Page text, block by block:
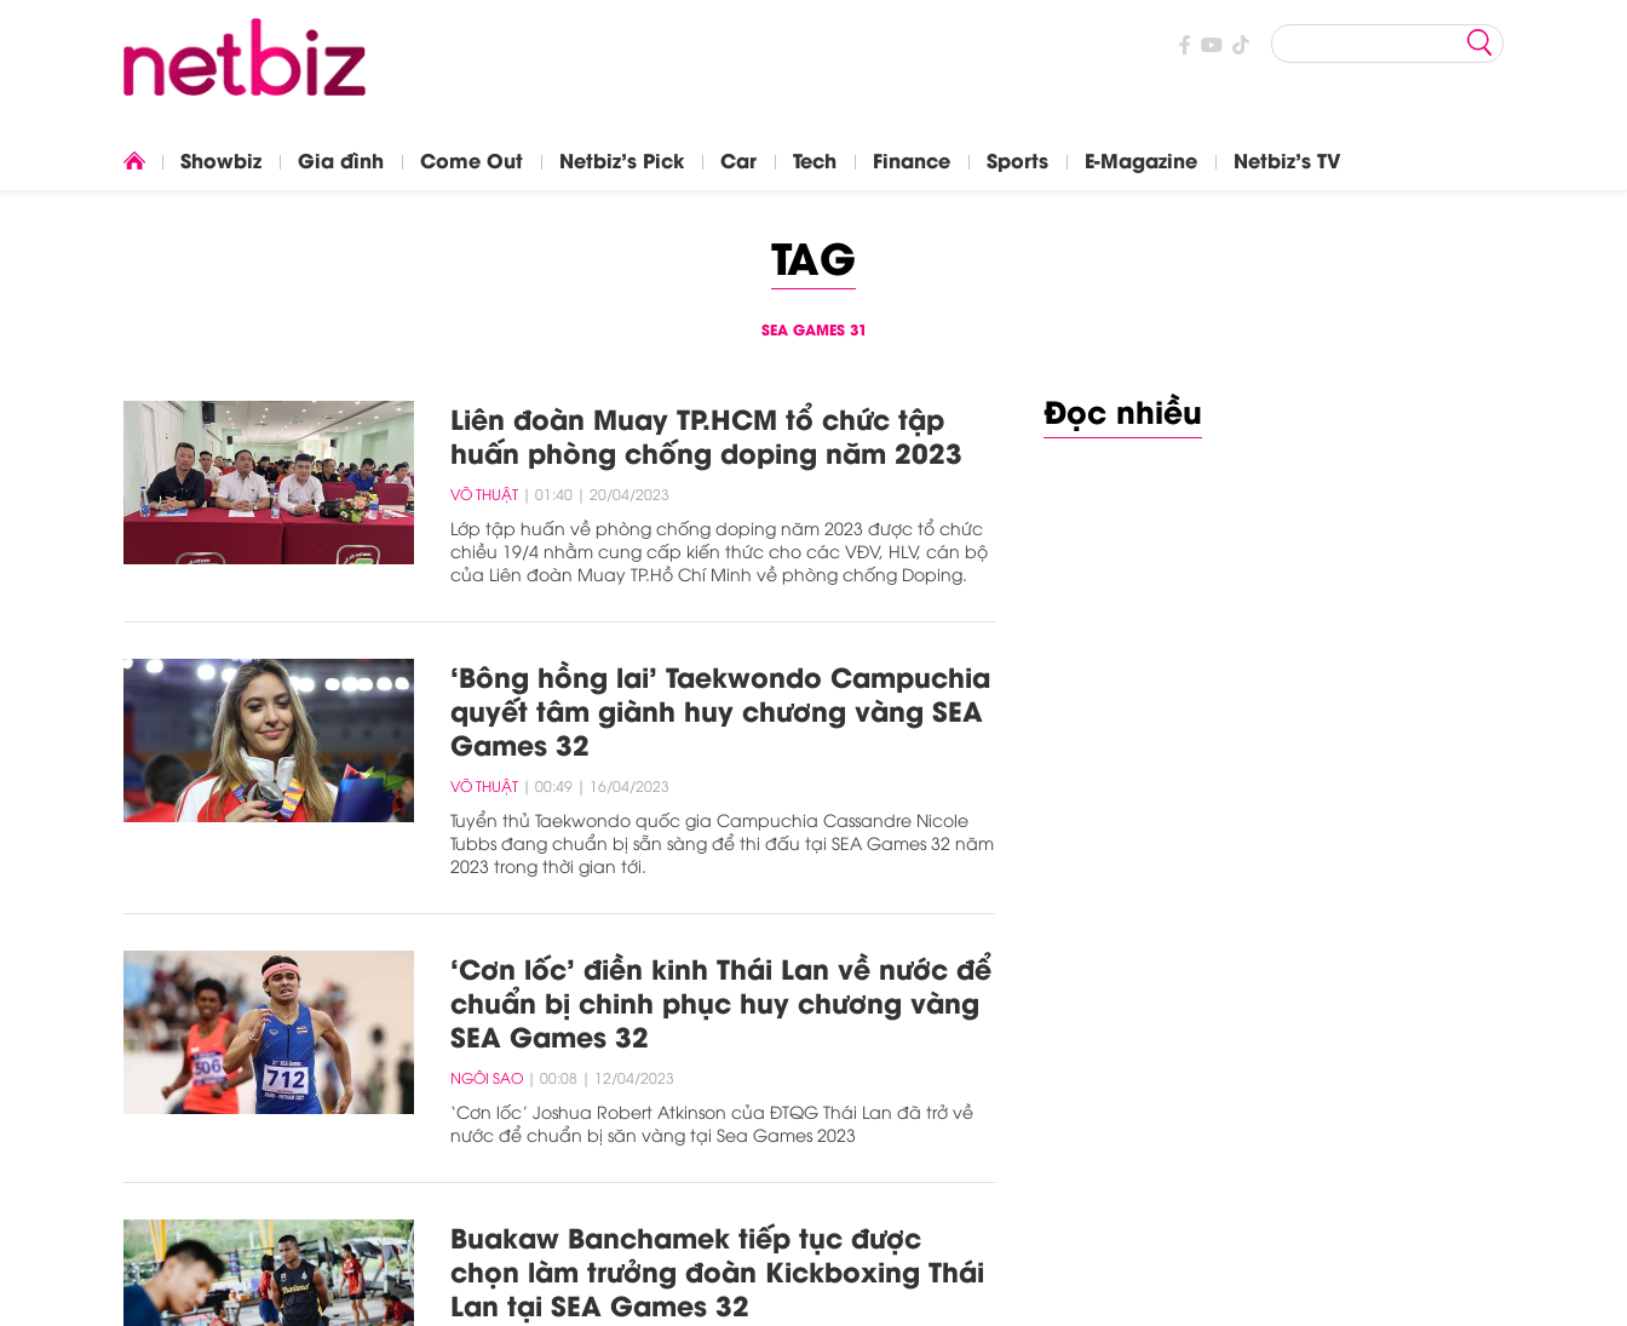
Showbiz Gia đình Come Out Netbiz's Pick Car Tech Finance Sports E-Magazine Netbiz's TV
TAG
SEA GAMES 31
Liên đoàn Muay TP.HCM tổ chức tập
huấn phòng chống doping năm 2023
VÕ THUẬT 01:40 | 20/04/2023
Lớp tập huấn về phòng chống doping năm 2023 được tổ chức
chiều 19/4 nhằm cung cấp kiến thức cho các VĐV, HLV, cán bộ
của Liên đoàn Muay TP.Hồ Chí Minh về phòng chống Doping.
‘Bông hồng lai’ Taekwondo Campuchia
quyết tâm giành huy chương vàng SEA
Games 32
VÕ THUẬT 00:49 | 16/04/2023
Tuyển thủ Taekwondo quốc gia Campuchia Cassandre Nicole
Tubbs đang chuẩn bị sẵn sàng để thi đấu tại SEA Games 32 năm
2023 trong thời gian tới.
‘Cơn lốc’ điền kinh Thái Lan về nước để
chuẩn bị chinh phục huy chương vàng
SEA Games 32
NGÔI SAO 00:08 | 12/04/2023
‘Cơn lốc’ Joshua Robert Atkinson của ĐTQG Thái Lan đã trở về
nước để chuẩn bị săn vàng tại Sea Games 2023
Buakaw Banchamek tiếp tục được
chọn làm trưởng đoàn Kickboxing Thái
Lan tại SEA Games 32
Đọc nhiều